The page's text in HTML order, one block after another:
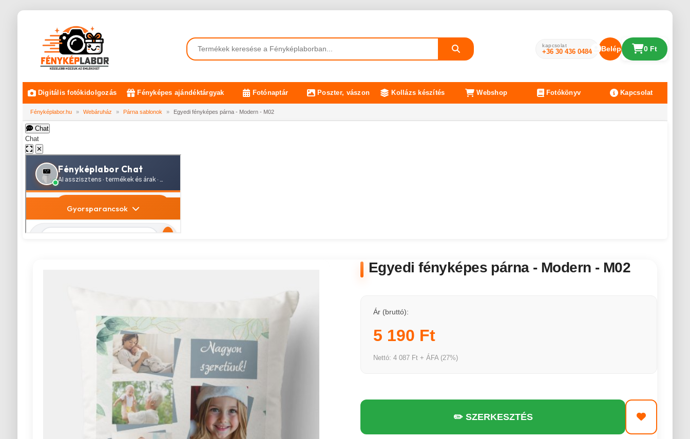
kapcsolat
+36 30 436 0484 Belépés 0 Ft
Digitális fotókidolgozás Fényképes ajándéktárgyak Fotónaptár Poszter, vászon Kollázs készítés Webshop Fotókönyv Kapcsolat
Fényképlabor.hu » Webáruház » Párna sablonok » Egyedi fényképes párna - Modern - M02
Chat
Chat
✕
Egyedi fényképes párna - Modern - M02
Ár (bruttó):
5 190 Ft
Nettó: 4 087 Ft + ÁFA (27%)
✏️ SZERKESZTÉS